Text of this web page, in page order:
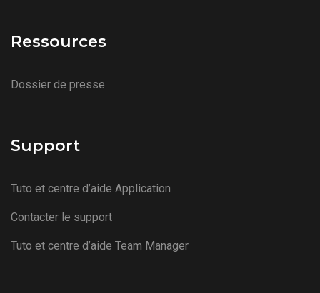
Ressources
Dossier de presse
Support
Tuto et centre d’aide Application
Contacter le support
Tuto et centre d’aide Team Manager